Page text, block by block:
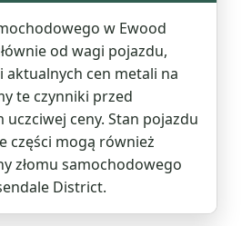
w Ewood
od wagi pojazdu,
aktualnych cen metali na
te czynniki przed
ceny. Stan pojazdu
części mogą również
złomu samochodowego
District.